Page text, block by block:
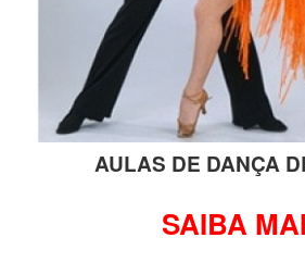
AULAS DE DANÇA
SAIBA